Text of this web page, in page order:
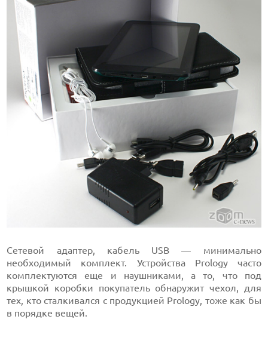
Сетевой адаптер, кабель USB — минимально
необходимый комплект. Устройства Prology часто
комплектуются еще и наушниками, а то, что под
крышкой коробки покупатель обнаружит чехол, для
тех, кто сталкивался с продукцией Prology, тоже как бы
в порядке вещей.